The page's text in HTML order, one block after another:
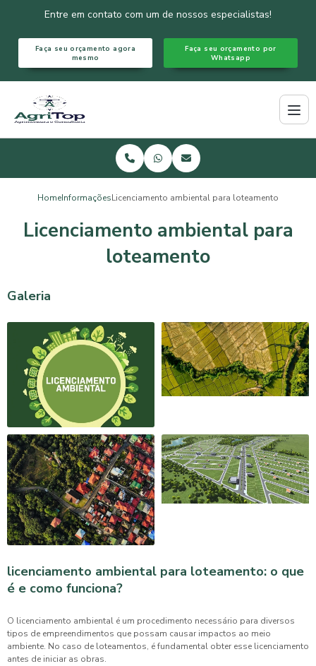
Entre em contato com um de nossos especialistas!
Faça seu orçamento agora
mesmo
Faça seu orçamento por
Whatsapp
HomeInformaçõesLicenciamento ambiental para loteamento
Licenciamento ambiental para
loteamento
Galeria
licenciamento ambiental para loteamento: o que
é e como funciona?
O licenciamento ambiental é um procedimento necessário para diversos
tipos de empreendimentos que possam causar impactos ao meio
ambiente. No caso de loteamentos, é fundamental obter esse licenciamento
antes de iniciar as obras.